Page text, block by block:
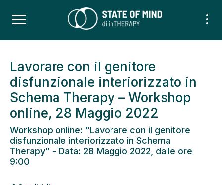
Lavorare con il genitore
disfunzionale interiorizzato in
Schema Therapy – Workshop
online, 28 Maggio 2022
Workshop online: "Lavorare con il genitore
disfunzionale interiorizzato in Schema
Therapy" - Data: 28 Maggio 2022, dalle ore
9:00